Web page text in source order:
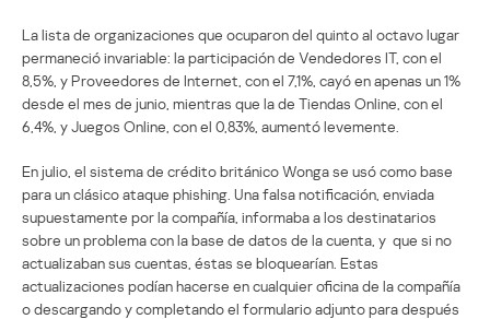
La lista de organizaciones que ocuparon del quinto al octavo lugar
permaneció invariable: la participación de Vendedores IT, con el
8,5%, y Proveedores de Internet, con el 7,1%, cayó en apenas un 1%
desde el mes de junio, mientras que la de Tiendas Online, con el
6,4%, y Juegos Online, con el 0,83%, aumentó levemente.
En julio, el sistema de crédito británico Wonga se usó como base
para un clásico ataque phishing. Una falsa notificación, enviada
supuestamente por la compañía, informaba a los destinatarios
sobre un problema con la base de datos de la cuenta, y que si no
actualizaban sus cuentas, éstas se bloquearían. Estas
actualizaciones podían hacerse en cualquier oficina de la compañía
o descargando y completando el formulario adjunto para después